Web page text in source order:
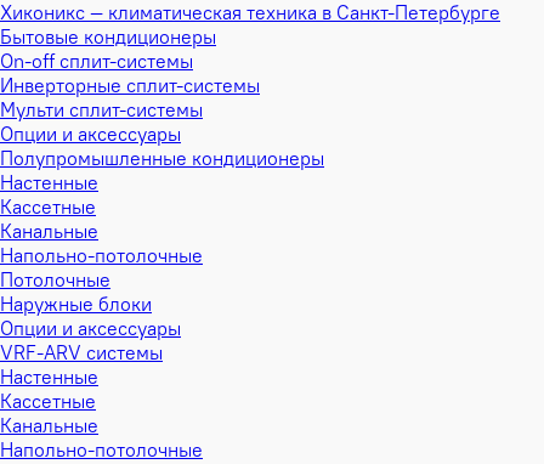
Хиконикс — климатическая техника в Санкт-Петербурге
Бытовые кондиционеры
On-off сплит-системы
Инверторные сплит-системы
Мульти сплит-системы
Опции и аксессуары
Полупромышленные кондиционеры
Настенные
Кассетные
Канальные
Напольно-потолочные
Потолочные
Наружные блоки
Опции и аксессуары
VRF-ARV системы
Настенные
Кассетные
Канальные
Напольно-потолочные